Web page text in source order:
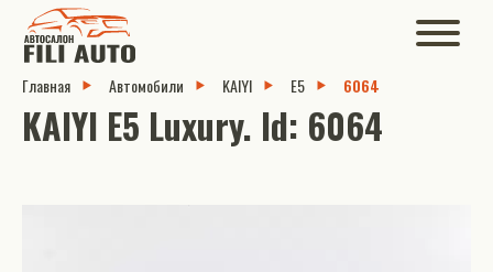
Главная Автомобили KAIYI E5 6064
KAIYI E5 Luxury. Id: 6064